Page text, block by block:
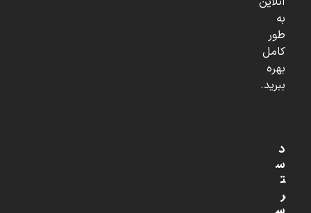
به
طور
کامل
بهره
ببرید.
د
س
ت
ر